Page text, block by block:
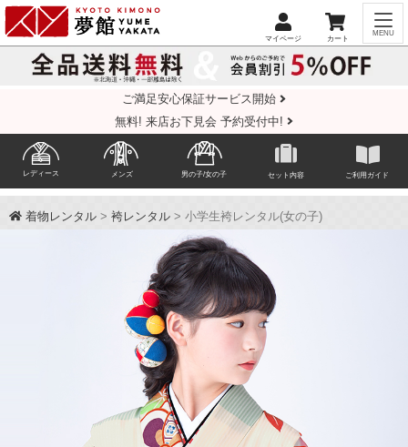
ご満足安心保証サービス開始
無料! 来店お下見会 予約受付中!
レディース メンズ 男の子/女の子 セット内容 ご利用ガイド
着物レンタル >袴レンタル > 小学生袴レンタル(女の子)